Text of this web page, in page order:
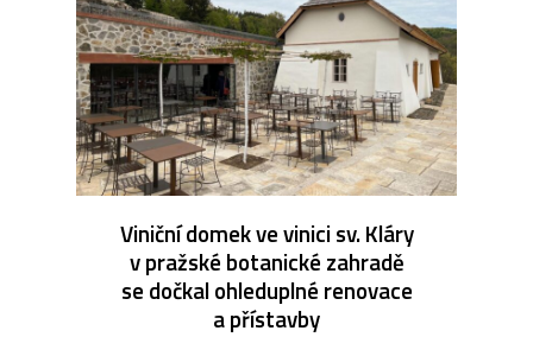
Viniční domek ve vinici sv. Kláry
v pražské botanické zahradě
se dočkal ohleduplné renovace
a přístavby